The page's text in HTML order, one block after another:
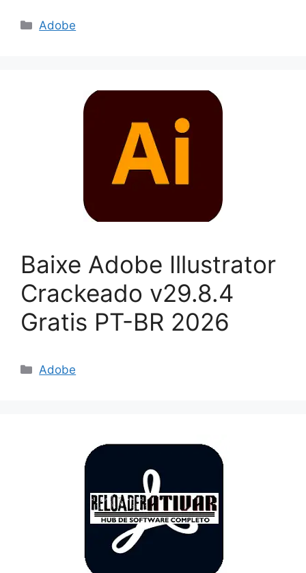
Categorias
Adobe
Baixe Adobe Illustrator
Crackeado v29.8.4
Gratis PT-BR 2026
Categorias
Adobe